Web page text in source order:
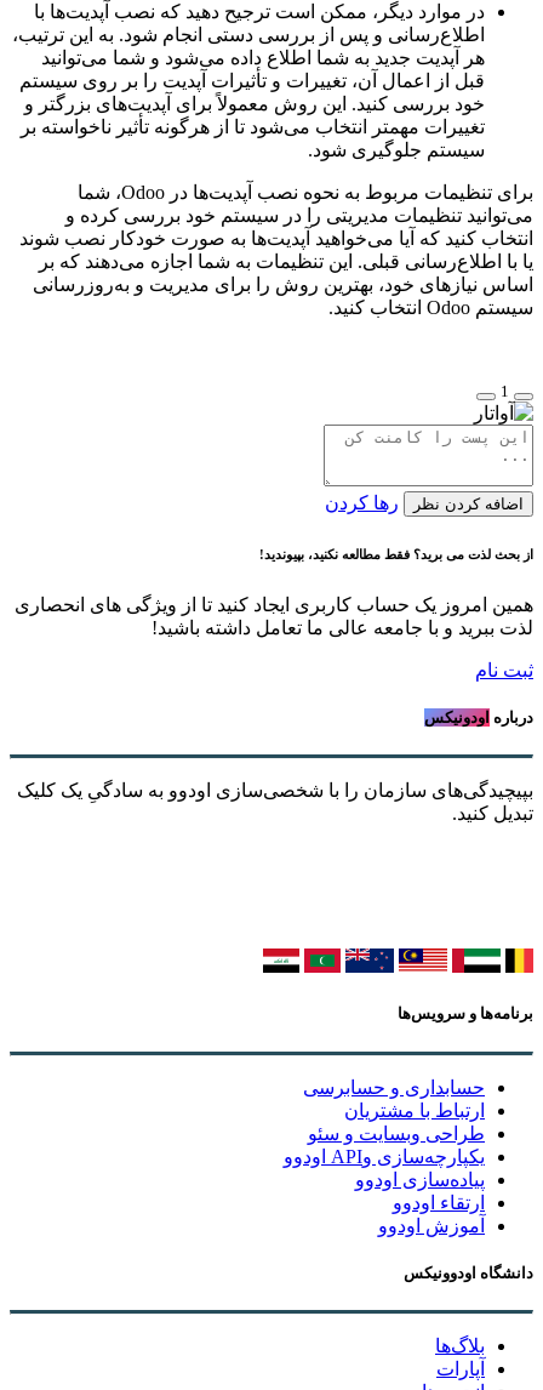
در موارد دیگر، ممکن است ترجیح دهید که نصب آپدیت‌ها با
اطلاع‌رسانی و پس از بررسی دستی انجام شود. به این ترتیب،
هر آپدیت جدید به شما اطلاع داده می‌شود و شما می‌توانید
قبل از اعمال آن، تغییرات و تأثیرات آپدیت را بر روی سیستم
خود بررسی کنید. این روش معمولاً برای آپدیت‌های بزرگتر و
تغییرات مهمتر انتخاب می‌شود تا از هرگونه تأثیر ناخواسته بر
سیستم جلوگیری شود.
برای تنظیمات مربوط به نحوه نصب آپدیت‌ها در Odoo، شما
می‌توانید تنظیمات مدیریتی را در سیستم خود بررسی کرده و
انتخاب کنید که آیا می‌خواهید آپدیت‌ها به صورت خودکار نصب شوند
یا با اطلاع‌رسانی قبلی. این تنظیمات به شما اجازه می‌دهند که بر
اساس نیازهای خود، بهترین روش را برای مدیریت و به‌روزرسانی
سیستم Odoo انتخاب کنید.
1
اضافه کردن نظر رها کردن
از بحث لذت می برید؟ فقط مطالعه نکنید، بپیوندید!
همین امروز یک حساب کاربری ایجاد کنید تا از ویژگی های انحصاری
لذت ببرید و با جامعه عالی ما تعامل داشته باشید!
ثبت نام
درباره اودونیکس
بپیچیدگی‌های سازمان را با شخصی‌سازی اودوو به سادگیِ یک کلیک
تبدیل کنید.
برنامه‌ها و سرویس‌ها
حسابداری و حسابرسی
ارتباط با مشتریان
طراحی وبسایت و سئو
یکپارچه‌سازی وAPI اودوو
پیاده‌سازی اودوو
ارتقاء اودوو
آموزش اودوو
دانشگاه اودوونیکس
بلاگ‌ها
آپارات